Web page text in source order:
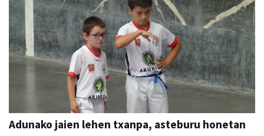
Adunako jaien lehen txanpa, asteburu honetan